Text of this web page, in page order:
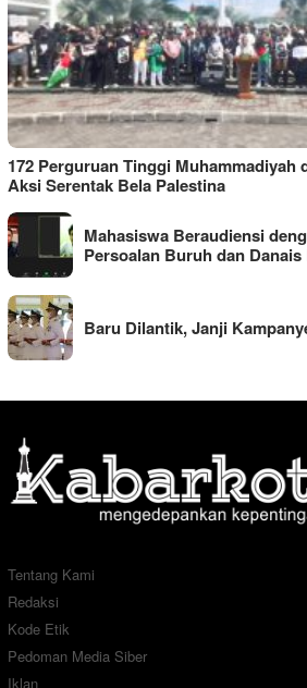
172 Perguruan Tinggi Muhammadiyah
Aksi Serentak Bela Palestina
Mahasiswa Beraudiensi
Persoalan Buruh dan
Baru Dilantik, Janji
Tentang Kami
Redaksi
Kode Etik
Pedoman Media Siber
Iklan